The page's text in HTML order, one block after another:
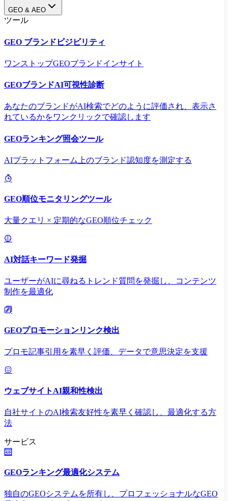
GEO & AEO
ツール
GEO ブランドビジビリティ
ワンストップGEOブランドインサイト
GEOブランドAI可視性診断
あなたのブランドがAI検索でどのように評価され、表示さ
れているかをワンクリックで確認します
GEOランキング照会ツール
AIプラットフォーム上のブランド認知度を測定する
GEO順位モニタリングツール
大量クエリ × 定期的なGEO順位チェック
AI対話キーワード発掘
ユーザーがAIに尋ねるトレンド質問を発掘し、コンテンツ
制作を最適化
GEOプロモーションリンク検出
プロモ記事引用を素早く評価、データで意思決定を支援
ウェブサイトAI親和性検出
自社サイトのAI検索友好性を素早く確認し、最適化する方
法
サービス
GEOランキング最適化システム
独自のGEOシステムを所有し、プロフェッショナルなGEO